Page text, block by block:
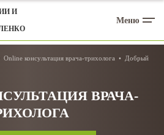
И
Меню
Online консультация врача-трихолога
Добрый
ВРАЧА-